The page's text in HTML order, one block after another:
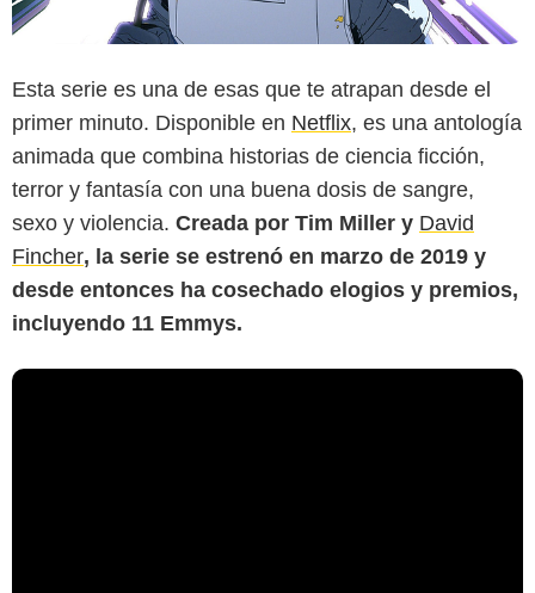
Esta serie es una de esas que te atrapan desde el
primer minuto. Disponible en Netflix, es una antología
animada que combina historias de ciencia ficción,
terror y fantasía con una buena dosis de sangre,
sexo y violencia. Creada por Tim Miller y David
Fincher, la serie se estrenó en marzo de 2019 y
desde entonces ha cosechado elogios y premios,
incluyendo 11 Emmys.